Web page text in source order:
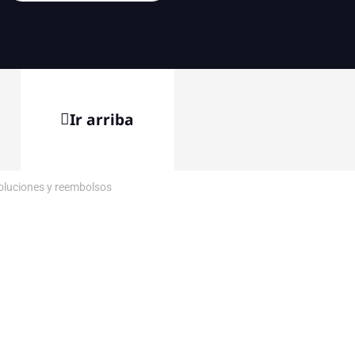
Ir arriba
y reembolsos